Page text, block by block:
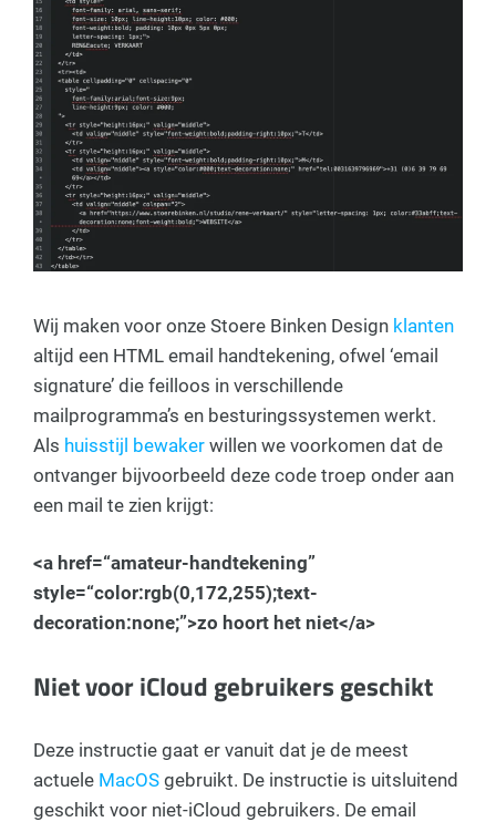
Wij maken voor onze Stoere Binken Design klanten
altijd een HTML email handtekening, ofwel ‘email
signature’ die feilloos in verschillende
mailprogramma’s en besturingssystemen werkt.
Als huisstijl bewaker willen we voorkomen dat de
ontvanger bijvoorbeeld deze code troep onder aan
een mail te zien krijgt:
<a href=“amateur-handtekening”
style=“color:rgb(0,172,255);text-
decoration:none;”>zo hoort het niet</a>
Niet voor iCloud gebruikers geschikt
Deze instructie gaat er vanuit dat je de meest
actuele MacOS gebruikt. De instructie is uitsluitend
geschikt voor niet-iCloud gebruikers. De email